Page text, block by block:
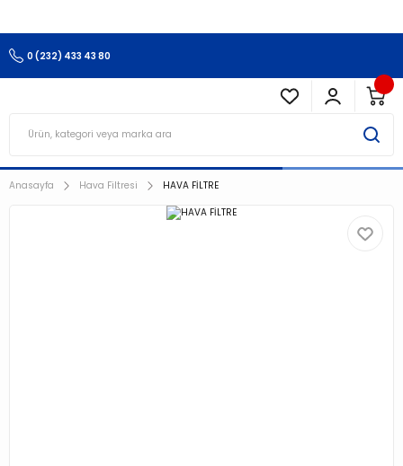
0 (232) 433 43 80
Anasayfa Hava Filtresi HAVA FİLTRE